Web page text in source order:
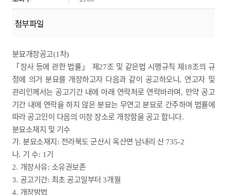
첨부파일
분묘개장공고(1 차)
「장사 등에 관한 법률 」 제27조 및 같은법 시행규칙 제18조의 규
정에 의거 분묘를 개장하고자 다음과 같이 공고하오니, 연고자 및
관리인께서는 공고기간 내에 아래 연락처로 연락바라며, 만약 공고
기간 내에 연락을 하지 않은 분묘는 무연고 분묘로 간주하여 법률에
따라 공고인이 다음의 이장 장소로 개장함을 공고 합니다.
분묘소재지 및 기수
가.분묘소재지: 전라북도 군산시 옥산면 남내리 산 735-2
나. 기 수: 1 기
2. 개장사유: 소유권보존
3. 공고기간: 최초 공고일부터3개월
4. 개장방법